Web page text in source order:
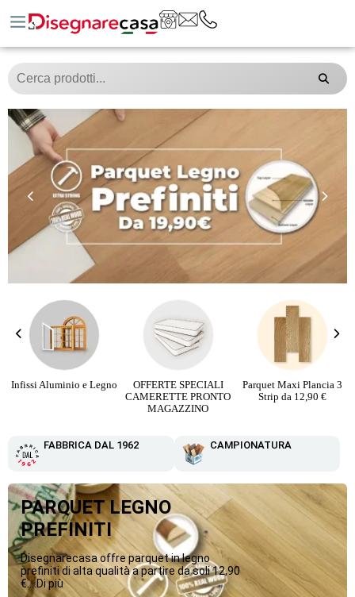
Infissi Aluminio e Legno
OFFERTE SPECIALI
CAMERETTE PRONTO
MAGAZZINO
Parquet Maxi Plancia 3
Strip da 12,90 €
FABBRICA DAL 1962 CAMPIONATURA
PARQUET LEGNO
PREFINITI
Disegnarecasa offre parquet in legno
prefiniti di alta qualità a partire da soli 12,90
€....Di più